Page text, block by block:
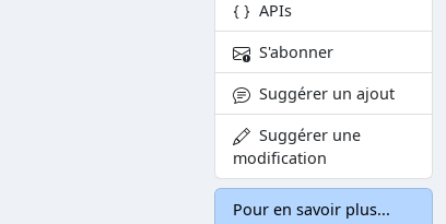
APIs
S'abonner
Suggérer un ajout
Suggérer une
modification
Pour en savoir plus...